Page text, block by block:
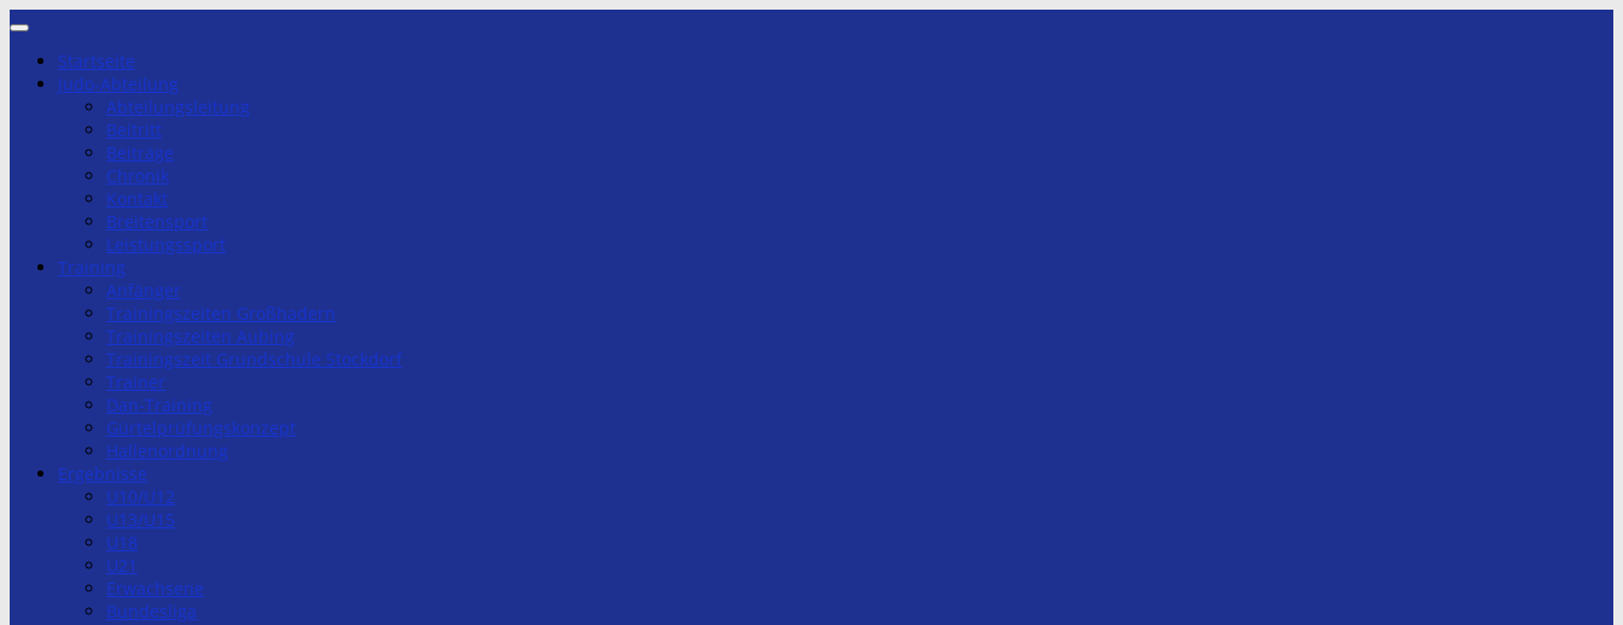
Zum
springenStartseite
Judo-Abteilung
Abteilungsleitung
Beitritt
Beiträge
Chronik
Kontakt
Breitensport
Leistungssport
Training
Anfänger
Trainingszeiten Großhadern
Trainingszeiten Aubing
Trainingszeit Grundschule Stockdorf
Trainer
Dan-Training
Gürtelprüfungskonzept
Hallenordnung
Ergebnisse
U10/U12
U13/U15
U18
U21
Erwachsene
Bundesliga